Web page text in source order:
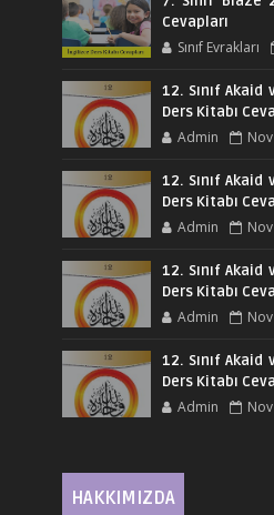
Cevapları
Sınıf Evrakları
12. Sınıf Akaid
Ders Kitabı
Admin
12. Sınıf Akaid
Ders Kitabı
Admin
12. Sınıf Akaid
Ders Kitabı
Admin
12. Sınıf Akaid
Ders Kitabı
Admin
HAKKIMIZDA